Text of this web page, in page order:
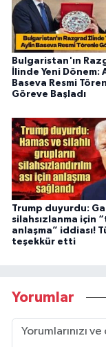
Bulgaristan'ın
İlinde Yeni Dönem:
Baseva Resmi
Göreve Başladı
Trump duyurdu:
silahsızlanma için
anlaşma” iddiası!
teşekkür etti
Yorumlar